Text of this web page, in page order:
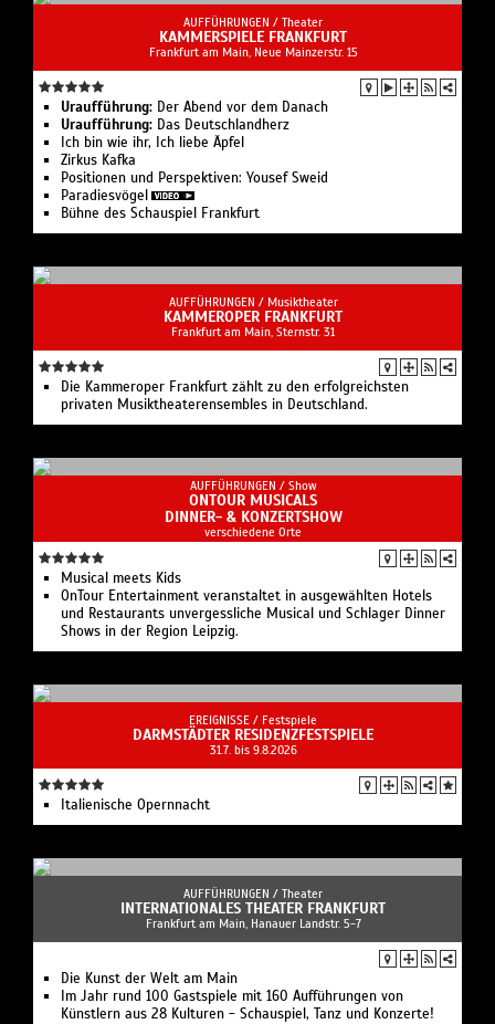
AUFFÜHRUNGEN / Theater
KAMMERSPIELE FRANKFURT
Frankfurt am Main, Neue Mainzerstr. 15
Uraufführung: Der Abend vor dem Danach
Uraufführung: Das Deutschland­herz
Ich bin wie ihr, Ich liebe Äpfel
Zirkus Kafka
Positionen und Perspektiven: Yousef Sweid
Paradies­vögel
Bühne des Schauspiel Frankfurt
AUFFÜHRUNGEN / Musiktheater
KAMMEROPER FRANKFURT
Frankfurt am Main, Sternstr. 31
Die Kammeroper Frankfurt zählt zu den erfolgreichsten
privaten Musiktheaterensembles in Deutschland.
AUFFÜHRUNGEN / Show
ONTOUR MUSICALS
DINNER- & KONZERTSHOW
verschiedene Orte
Musical meets Kids
OnTour Entertainment veranstaltet in ausgewählten Hotels
und Restaurants unvergessliche Musical und Schlager Dinner
Shows in der Region Leipzig.
EREIGNISSE / Festspiele
DARMSTÄDTER RESIDENZFESTSPIELE
31.7. bis 9.8.2026
Italienische Opernnacht
AUFFÜHRUNGEN / Theater
INTERNATIONALES THEATER FRANKFURT
Frankfurt am Main, Hanauer Landstr. 5-7
Die Kunst der Welt am Main
Im Jahr rund 100 Gastspiele mit 160 Aufführungen von
Künstlern aus 28 Kulturen - Schauspiel, Tanz und Konzerte!